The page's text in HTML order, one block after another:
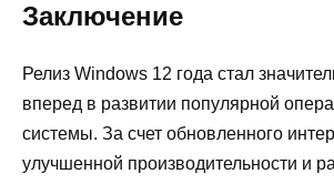
Заключение
Релиз Windows 12 года стал
вперед в развитии популярной
системы. За счет обновленного
улучшенной производительности и